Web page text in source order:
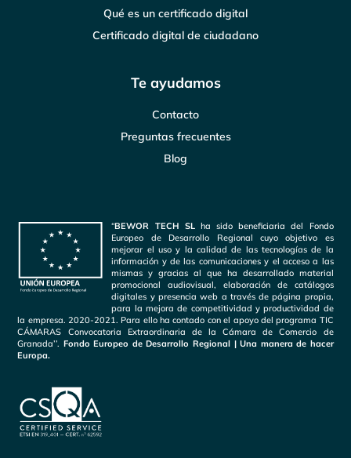
Qué es un certificado digital
Certificado digital de ciudadano
Te ayudamos
Contacto
Preguntas frecuentes
Blog
“BEWOR TECH SLha sido beneficiaria del Fondo
Europeo de Desarrollo Regional cuyo objetivo es
mejorar el uso y la calidad de las tecnologías de la
información y de las comunicaciones y el acceso a las
mismas y gracias al que ha desarrollado material
promocional audiovisual, elaboración de catálogos
digitales y presencia web a través de página propia,
para la mejora de competitividad y productividad de
la empresa. 2020-2021. Para ello ha contado con el apoyo del programa TIC
CÁMARAS Convocatoria Extraordinaria de la Cámara de Comercio de
Granada’’. Fondo Europeo de Desarrollo Regional | Una manera de hacer
Europa.